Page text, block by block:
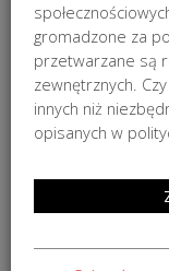
PROMOCJA
gromadzone za
przetwarzane są
zewnętrznych.
innych niż
opisanych w